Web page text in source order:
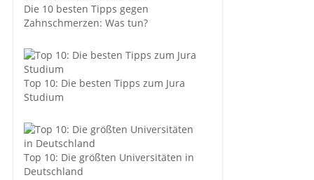
Die 10 besten Tipps gegen
Zahnschmerzen: Was tun?
Top 10: Die besten Tipps zum Jura
Studium
Top 10: Die größten Universitäten in
Deutschland